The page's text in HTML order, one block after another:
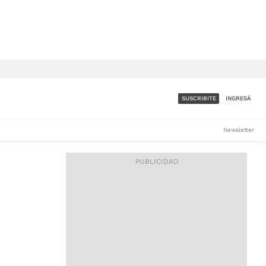
ACCESO FULL - $1.800/MES
SUSCRIBITE INGRESÁ
Newsletter